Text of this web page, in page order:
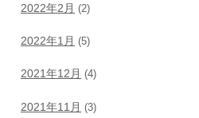
2022年2月 (2)
2022年1月 (5)
2021年12月 (4)
2021年11月 (3)